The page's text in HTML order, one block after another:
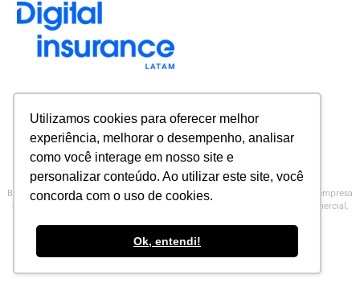
Utilizamos cookies para oferecer melhor
experiência, melhorar o desempenho, analisar
como você interage em nosso site e
personalizar conteúdo. Ao utilizar este site, você
concorda com o uso de cookies.
Ok, entendi!
Baeta Assessoria de Seguros inscrita na Susep sob o Nº 10.0100188, é uma empresa
especializada na prestação de serviços de Assessoria, no atendimento comercial,